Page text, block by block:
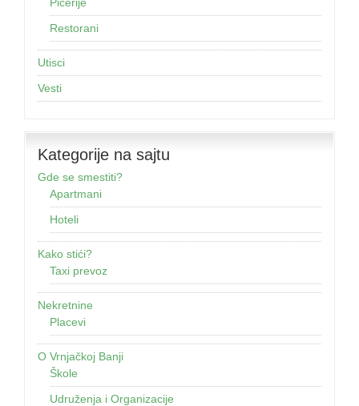
Restorani
Utisci
Vesti
Kategorije na sajtu
Gde se smestiti?
Apartmani
Hoteli
Kako stići?
Taxi prevoz
Nekretnine
Placevi
O Vrnjačkoj Banji
Škole
Udruženja i Organizacije